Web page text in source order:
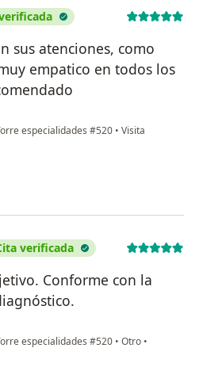
sus atenciones, como
empatico en todos los
especialidades #520 • Visita
verificada
Conforme con la
especialidades #520 • Otro •